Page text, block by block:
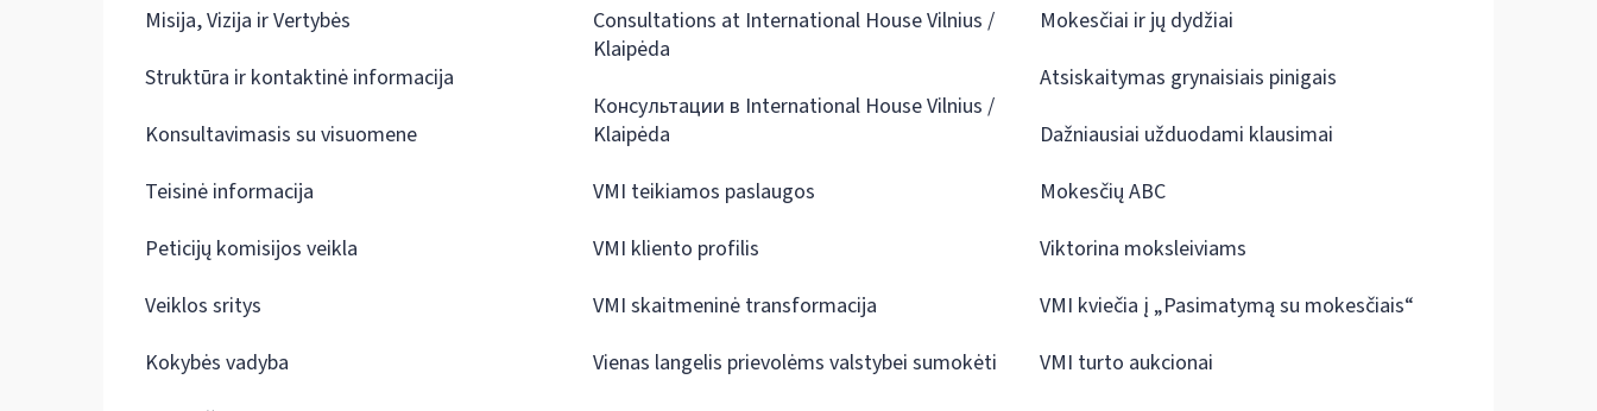
Misija, Vizija ir Vertybės
Struktūra ir kontaktinė informacija
Konsultavimasis su visuomene
Teisinė informacija
Peticijų komisijos veikla
Veiklos sritys
Kokybės vadyba
Consultations at International House Vilnius /
Klaipėda
Консультации в International House Vilnius /
Klaipėda
VMI teikiamos paslaugos
VMI kliento profilis
VMI skaitmeninė transformacija
Vienas langelis prievolėms valstybei sumokėti
Mokesčiai ir jų dydžiai
Atsiskaitymas grynaisiais pinigais
Dažniausiai užduodami klausimai
Mokesčių ABC
Viktorina moksleiviams
VMI kviečia į „Pasimatymą su mokesčiais“
VMI turto aukcionai